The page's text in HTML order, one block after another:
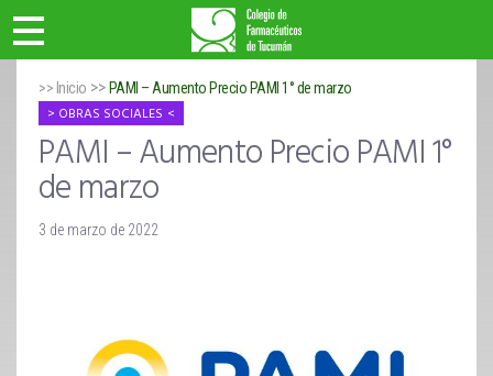
>> Inicio >> PAMI – Aumento Precio PAMI 1° de marzo
OBRAS SOCIALES
PAMI – Aumento Precio PAMI 1°
de marzo
3 de marzo de 2022